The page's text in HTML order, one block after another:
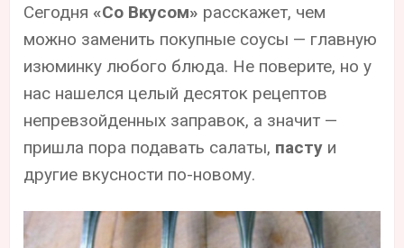
Сегодня «Со Вкусом» расскажет, чем
можно заменить покупные соусы — главную
изюминку любого блюда. Не поверите, но у
нас нашелся целый десяток рецептов
непревзойденных заправок, а значит —
пришла пора подавать салаты, пасту и
другие вкусности по-новому.